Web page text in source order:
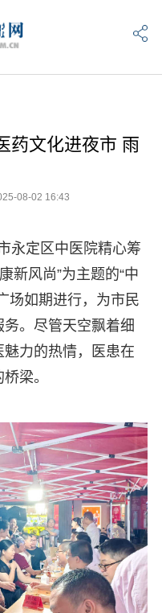
药文化进夜市 雨
08-02 16:43
永定区中医院精心筹
新风尚”为主题的“中
场如期进行，为市民
。尽管天空飘着细
力的热情，医患在
梁。